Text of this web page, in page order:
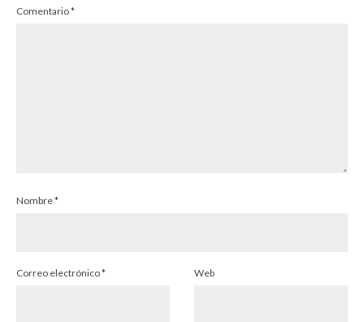
Comentario*
Nombre*
Correo electrónico* Web